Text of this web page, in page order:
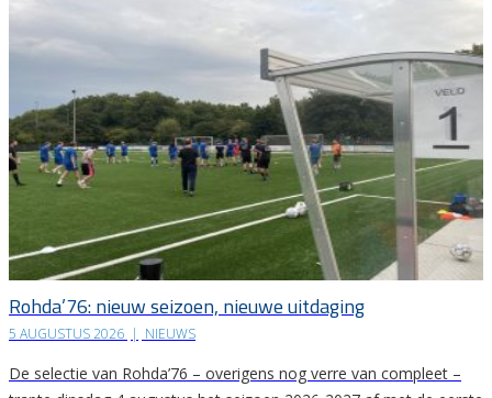
Rohda’76: nieuw seizoen, nieuwe uitdaging
5 AUGUSTUS 2026 | NIEUWS
De selectie van Rohda’76 – overigens nog verre van compleet –